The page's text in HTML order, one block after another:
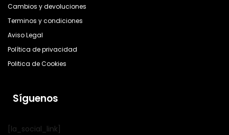
Cambios y devoluciones
Terminos y condiciones
Aviso Legal
Política de privacidad
Politica de Cookies
Síguenos
[la_social_link]